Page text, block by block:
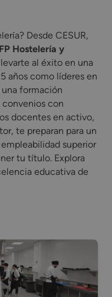
Desde CESUR,
FP Hostelería y
al éxito en una
años como líderes en
una formación
convenios con
docentes en activo,
te preparan para un
superior
tu título. Explora
educativa de